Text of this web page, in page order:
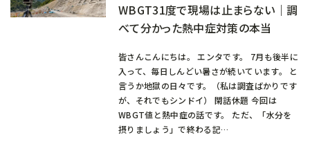
WBGT31度で現場は止まらない｜調
べて分かった熱中症対策の本当
皆さんこんにちは。 エンタです。 7月も後半に
入って、毎日しんどい暑さが続いています。 と
言うか地獄の日々です。（私は調査ばかりです
が、それでもシンドイ） 閑話休題 今回は
WBGT値と熱中症の話です。 ただ、「水分を
摂りましょう」で終わる記…